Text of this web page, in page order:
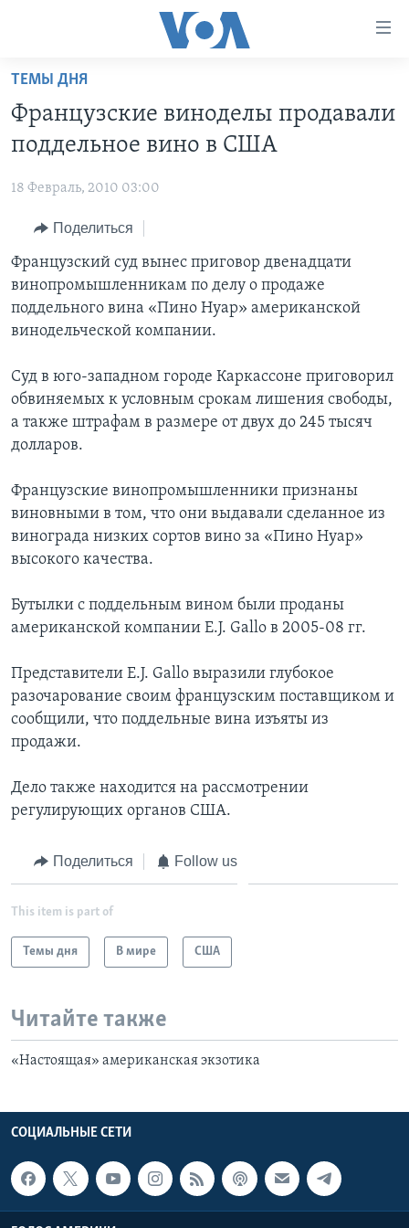
Перейти
основной
контент
навигации
Перейти
поиск
ПРОГРАММЫ
НОВОСТИ ЗА МИНУТУ
ИТОГИ
ПОЧЕМУ ЭТО ВАЖНО?
ДИСКУССИЯ VOA
ДЕТАЛИ
АМЕРИКА. БОЛЬШОЕ ПУТЕШЕСТВИЕ
УЧИМ АНГЛИЙСКИЙ
НАША АМЕРИКАНСКАЯ ИСТОРИЯ
А КАК В АМЕРИКЕ?
АРТЕФАКТЫ
АМЕРИКАНСКИЕ ГОРОДКИ
ЭКСПЕРТИЗА
ИНТЕРВЬЮ
ФАКТЫ ПРОТИВ ФЕЙКОВ
ЗА СВОБОДУ ПРЕССЫ
УЧИМ АНГЛИЙСКИЙ
ПОДПИСКА НА НОВОСТИ
Learning English
СОЦИАЛЬНЫЕ СЕТИ
ТЕМЫ ДНЯ
Французские виноделы продавали
поддельное вино в США
18 Февраль, 2010 03:00
Поделиться
Французский суд вынес приговор двенадцати
винопромышленникам по делу о продаже
поддельного вина «Пино Нуар» американской
винодельческой компании.
Суд в юго-западном городе Каркассоне приговорил
обвиняемых к условным срокам лишения свободы,
а также штрафам в размере от двух до 245 тысяч
долларов.
Французские винопромышленники признаны
виновными в том, что они выдавали сделанное из
винограда низких сортов вино за «Пино Нуар»
высокого качества.
Бутылки с поддельным вином были проданы
американской компании E.J. Gallo в 2005-08 гг.
Представители E.J. Gallo выразили глубокое
разочарование своим французским поставщиком и
сообщили, что поддельные вина изъяты из
продажи.
Дело также находится на рассмотрении
регулирующих органов США.
Поделиться Follow us
This item is part of
Темы дня В мире США
Читайте также
«Настоящая» американская экзотика
СОЦИАЛЬНЫЕ СЕТИ